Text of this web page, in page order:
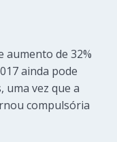
aumento de 32%
ainda pode
uma vez que a
compulsória